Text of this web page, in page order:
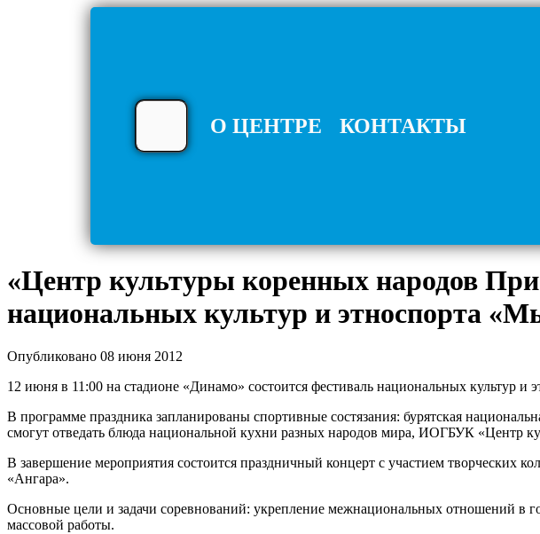
О ЦЕНТРЕ КОНТАКТЫ
«Центр культуры коренных народов
национальных культур и этноспорта
Опубликовано 08 июня 2012
12 июня в 11:00 на стадионе «Динамо» состоится фестиваль национальных культур и
В программе праздника запланированы спортивные состязания: бурятская
смогут отведать блюда национальной кухни разных народов мира, ИОГБУК «Центр
В завершение мероприятия состоится праздничный концерт с участием творческих
«Ангара».
Основные цели и задачи соревнований: укрепление межнациональных отношений в
массовой работы.